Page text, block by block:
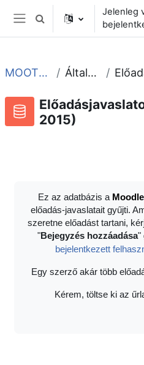
Tovább a fő tartalomhoz
Oldalpanel
Keresési bemeneti adatok
Jelenleg
MOOT2015 Általános
2015)
Ez az adatbázis a Moodle
előadás-javaslatait gyűjti.
szeretne előadást tartani,
"Bejegyzés hozzáadása"
bejelentkezett
Egy szerző akár több
Kérem, töltse ki az